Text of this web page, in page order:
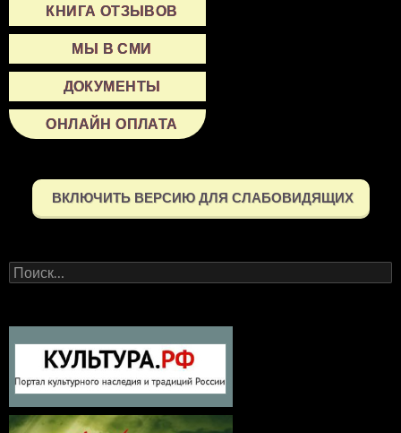
КНИГА ОТЗЫВОВ
МЫ В СМИ
ДОКУМЕНТЫ
ОНЛАЙН ОПЛАТА
ВКЛЮЧИТЬ ВЕРСИЮ ДЛЯ СЛАБОВИДЯЩИХ
Найти: